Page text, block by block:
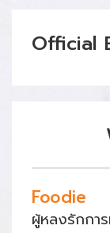
Official
Foodie
ผู้หลงรักการ